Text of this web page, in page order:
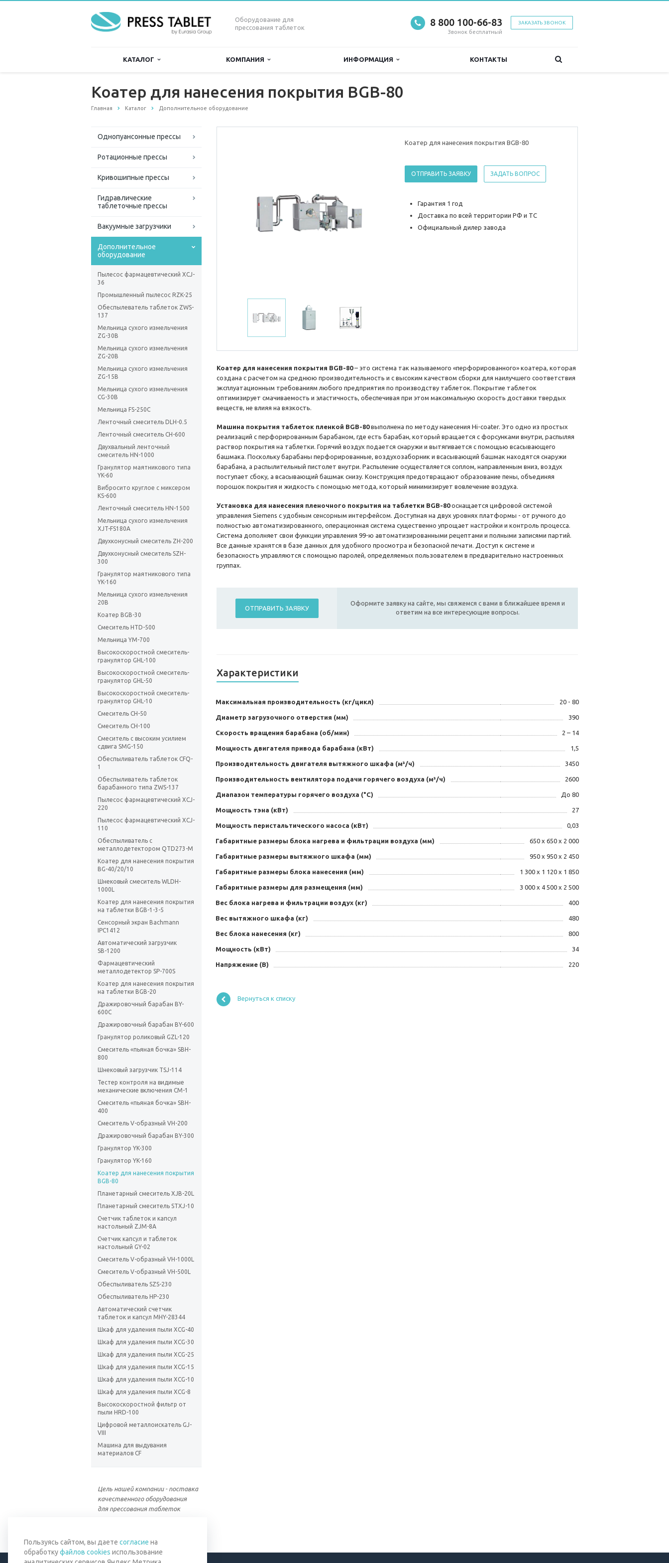
Оборудование для
прессования таблеток
ЗАКАЗАТЬ ЗВОНОК
8 800 100-66-83
Звонок бесплатный
КАТАЛОГ КОМПАНИЯ ИНФОРМАЦИЯ КОНТАКТЫ
Коатер для нанесения покрытия BGB-80
Главная Каталог Дополнительное оборудование
Однопуансонные прессы
Ротационные прессы
Кривошипные прессы
Гидравлические
таблеточные прессы
Вакуумные загрузчики
Дополнительное
оборудование
Пылесос фармацевтический XCJ-
36
Промышленный пылесос RZK-25
Обеспылеватель таблеток ZWS-
137
Мельница сухого измельчения
ZG-30В
Мельница сухого измельчения
ZG-20В
Мельница сухого измельчения
ZG-15В
Мельница сухого измельчения
CG-30В
Мельница FS-250C
Ленточный смеситель DLH-0.5
Ленточный смеситель СН-600
Двухвальный ленточный
смеситель HN-1000
Гранулятор маятникового типа
YK-60
Вибросито круглое с миксером
KS-600
Ленточный смеситель HN-1500
Мельница сухого измельчения
XJT-FS180A
Двухконусный смеситель ZH-200
Двухконусный смеситель SZH-
300
Гранулятор маятникового типа
YK-160
Мельница сухого измельчения
20В
Коатер BGB-30
Смеситель HTD-500
Мельница YM-700
Высокоскоростной смеситель-
гранулятор GHL-100
Высокоскоростной смеситель-
гранулятор GHL-50
Высокоскоростной смеситель-
гранулятор GHL-10
Смеситель CH-50
Смеситель CH-100
Смеситель с высоким усилием
сдвига SMG-150
Обеспыливатель таблеток CFQ-
1
Обеспыливатель таблеток
барабанного типа ZWS-137
Пылесос фармацевтический XCJ-
220
Пылесос фармацевтический XCJ-
110
Обеспыливатель с
металлодетектором QTD273-M
Коатер для нанесения покрытия
BG-40/20/10
Шнековый смеситель WLDH-
1000L
Коатер для нанесения покрытия
на таблетки BGB-1-3-5
Сенсорный экран Bachmann
IPC1412
Автоматический загрузчик
SВ-1200
Фармацевтический
металлодетектор SP-700S
Коатер для нанесения покрытия
на таблетки BGB-20
Дражировочный барабан BY-
600С
Дражировочный барабан BY-600
Гранулятор роликовый GZL-120
Смеситель «пьяная бочка» SBH-
800
Шнековый загрузчик TSJ-114
Тестер контроля на видимые
механические включения СМ-1
Смеситель «пьяная бочка» SBH-
400
Смеситель V-образный VH-200
Дражировочный барабан BY-300
Гранулятор YK-300
Гранулятор YK-160
Коатер для нанесения покрытия
BGB-80
Планетарный смеситель XJB-20L
Планетарный смеситель STXJ-10
Счетчик таблеток и капсул
настольный ZJM-8A
Счетчик капсул и таблеток
настольный GY-02
Смеситель V-образный VH-1000L
Смеситель V-образный VH-500L
Обеспыливатель SZS-230
Обеспыливатель HP-230
Автоматический счетчик
таблеток и капсул MHY-28344
Шкаф для удаления пыли XCG-40
Шкаф для удаления пыли XCG-30
Шкаф для удаления пыли XCG-25
Шкаф для удаления пыли XCG-15
Шкаф для удаления пыли XCG-10
Шкаф для удаления пыли XCG-8
Высокоскоростной фильтр от
пыли HRD-100
Цифровой металлоискатель GJ-
VIII
Машина для выдувания
материалов CF
Цель нашей компании - поставка
качественного оборудования
для прессования таблеток
Коатер для нанесения покрытия BGB-80
ОТПРАВИТЬ ЗАЯВКУ ЗАДАТЬ ВОПРОС
Гарантия 1 год
Доставка по всей территории РФ и ТС
Официальный дилер завода
Коатер для нанесения покрытия BGB-80– это система так называемого «перфорированного» коатера, которая
создана с расчетом на среднюю производительность и с высоким качеством сборки для наилучшего соответствия
эксплуатационным требованиям любого предприятия по производству таблеток. Покрытие таблеток
оптимизирует смачиваемость и эластичность, обеспечивая при этом максимальную скорость доставки твердых
веществ, не влияя на вязкость.
Машина покрытия таблеток пленкой BGB-80выполнена по методу нанесения Hi-coater. Это одно из простых
реализаций с перфорированным барабаном, где есть барабан, который вращается с форсунками внутри, распыляя
раствор покрытия на таблетки. Горячий воздух подается снаружи и вытягивается с помощью всасывающего
башмака. Поскольку барабаны перфорированные, воздухозаборник и всасывающий башмак находятся снаружи
барабана, а распылительный пистолет внутри. Распыление осуществляется соплом, направленным вниз, воздух
поступает сбоку, а всасывающий башмак снизу. Конструкция предотвращают образование пены, объединяя
порошок покрытия и жидкость с помощью метода, который минимизирует вовлечение воздуха.
Установка для нанесения пленочного покрытия на таблетки BGB-80оснащается цифровой системой
управления Siemens c удобным сенсорным интерфейсом. Доступная на двух уровнях платформы - от ручного до
полностью автоматизированного, операционная система существенно упрощает настройки и контроль процесса.
Система дополняет свои функции управления 99-ю автоматизированными рецептами и полными записями партий.
Все данные хранятся в базе данных для удобного просмотра и безопасной печати. Доступ к системе и
безопасность управляются с помощью паролей, определяемых пользователем в предварительно настроенных
группах.
ОТПРАВИТЬ ЗАЯВКУ
Оформите заявку на сайте, мы свяжемся с вами в ближайшее время и
ответим на все интересующие вопросы.
Характеристики
Максимальная производительность (кг/цикл) 20 - 80
Диаметр загрузочного отверстия (мм) 390
Скорость вращения барабана (об/мин) 2 – 14
Мощность двигателя привода барабана (кВт) 1,5
Производительность двигателя вытяжного шкафа (м³/ч) 3450
Производительность вентилятора подачи горячего воздуха (м³/ч) 2600
Диапазон температуры горячего воздуха (°С) До 80
Мощность тэна (кВт) 27
Мощность перистальтического насоса (кВт) 0,03
Габаритные размеры блока нагрева и фильтрации воздуха (мм) 650 х 650 х 2 000
Габаритные размеры вытяжного шкафа (мм) 950 х 950 х 2 450
Габаритные размеры блока нанесения (мм) 1 300 х 1 120 х 1 850
Габаритные размеры для размещения (мм) 3 000 х 4 500 х 2 500
Вес блока нагрева и фильтрации воздух (кг) 400
Вес вытяжного шкафа (кг) 480
Вес блока нанесения (кг) 800
Мощность (кВт) 34
Напряжение (В) 220
Вернуться к списку
Пользуясь сайтом, вы даете согласие на
обработкуфайлов cookies использование